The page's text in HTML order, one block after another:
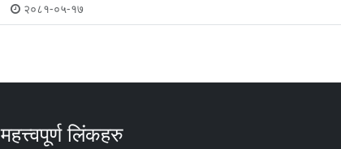
२०८१-०५-१७
महत्त्वपूर्ण लिंकहरु